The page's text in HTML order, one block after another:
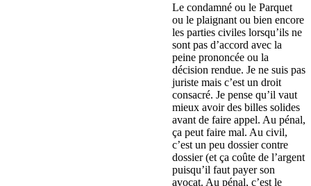
Le condamné ou le Parquet
ou le plaignant ou bien encore
les parties civiles lorsqu’ils ne
sont pas d’accord avec la
peine prononcée ou la
décision rendue. Je ne suis pas
juriste mais c’est un droit
consacré. Je pense qu’il vaut
mieux avoir des billes solides
avant de faire appel. Au pénal,
ça peut faire mal. Au civil,
c’est un peu dossier contre
dossier (et ça coûte de l’argent
puisqu’il faut payer son
avocat. Au pénal, c’est le